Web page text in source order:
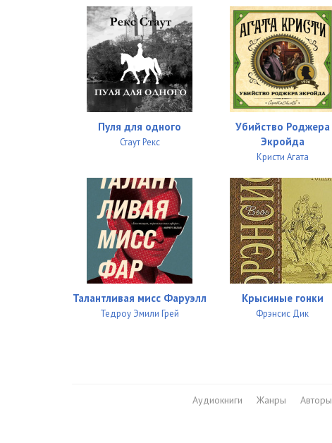
Пуля для одного
Стаут Рекс
Убийство Роджера
Экройда
Кристи Агата
Талантливая мисс Фаруэлл
Тедроу Эмили Грей
Крысиные гонки
Фрэнсис Дик
Аудиокниги Жанры Авторы